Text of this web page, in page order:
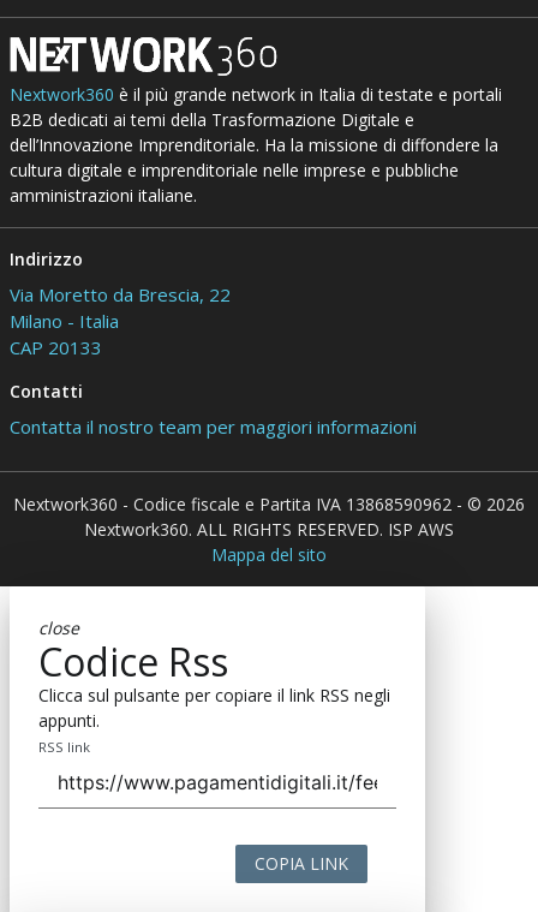
Nextwork360 è il più grande network in Italia di testate e portali
B2B dedicati ai temi della Trasformazione Digitale e
dell’Innovazione Imprenditoriale. Ha la missione di diffondere la
cultura digitale e imprenditoriale nelle imprese e pubbliche
amministrazioni italiane.
Indirizzo
Via Moretto da Brescia, 22
Milano - Italia
CAP 20133
Contatti
Contatta il nostro team per maggiori informazioni
Nextwork360 - Codice fiscale e Partita IVA 13868590962 - © 2026
Nextwork360. ALL RIGHTS RESERVED. ISP AWS
Mappa del sito
close
Codice Rss
Clicca sul pulsante per copiare il link RSS negli
appunti.
RSS link
COPIA LINK